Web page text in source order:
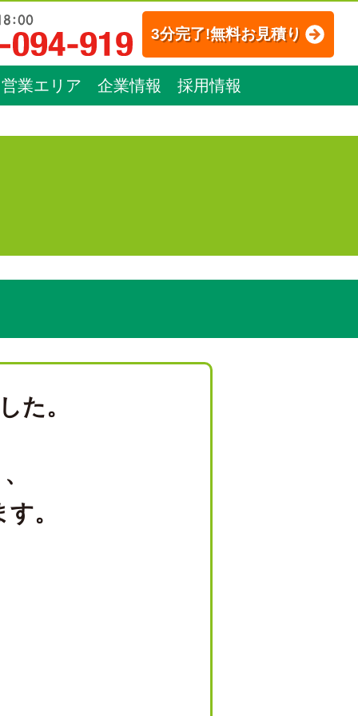
3分完了!無料お見積り
営業エリア 企業情報 採用情報
た。
。